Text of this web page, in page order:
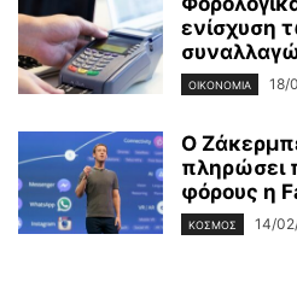
ενίσχυση
ΟΙΚΟΝΟΜΊΑ 18/
Ο
πληρώσει
φόρους η
ΚΌΣΜΟΣ 14/